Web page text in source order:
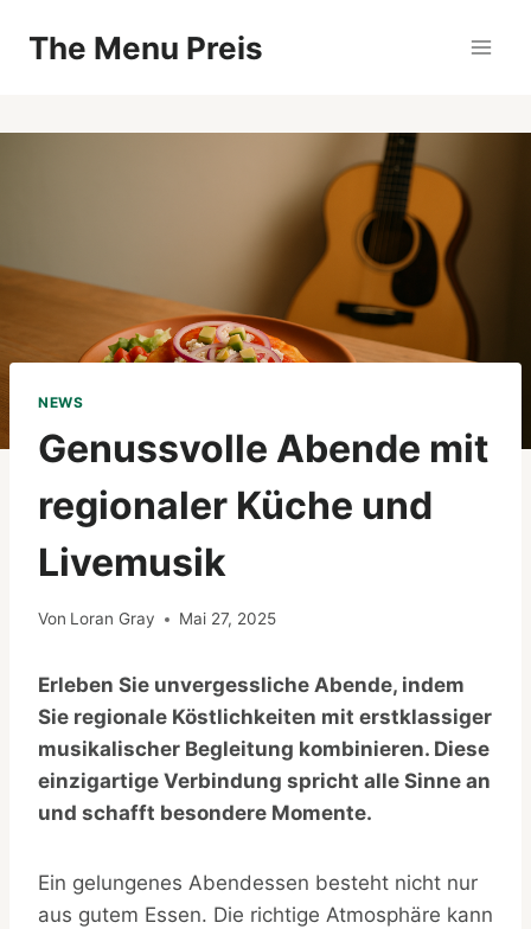
InhaltThe Menu Preis
NEWS
Genussvolle Abende mit
regionaler Küche und
Livemusik
Von Loran Gray Mai 27, 2025
Erleben Sie unvergessliche Abende, indem
Sie regionale Köstlichkeiten mit erstklassiger
musikalischer Begleitung kombinieren. Diese
einzigartige Verbindung spricht alle Sinne an
und schafft besondere Momente.
Ein gelungenes Abendessen besteht nicht nur
aus gutem Essen. Die richtige Atmosphäre kann